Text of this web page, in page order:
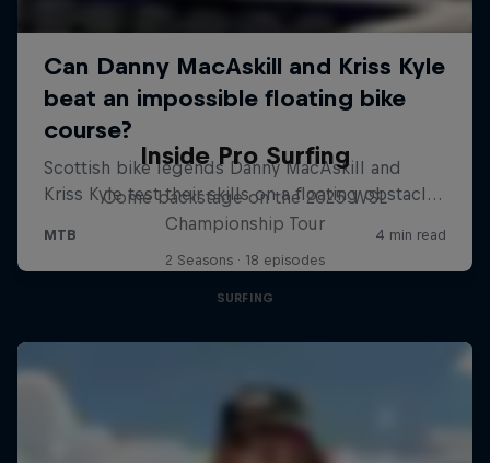
Inside Pro Surfing
Come backstage on the 2025 WSL
Championship Tour
2 Seasons · 18 episodes
SURFING